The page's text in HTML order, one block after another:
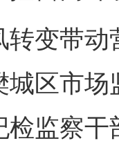
带动
城区市
检监察
” 法